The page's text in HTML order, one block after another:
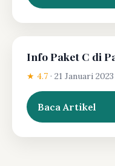
Info Paket C di
★ 4.7 · 21 Januari 2023
Baca Artikel